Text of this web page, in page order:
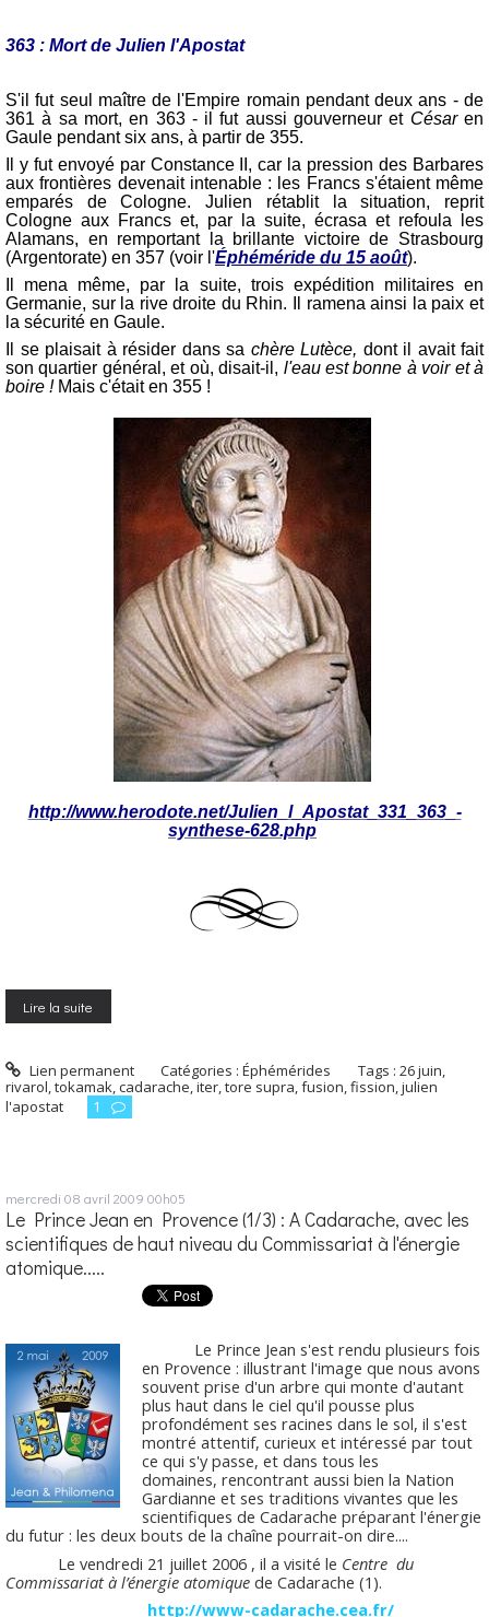
363 : Mort de Julien l'Apostat
S'il fut seul maître de l'Empire romain pendant deux ans - de
361 à sa mort, en 363 - il fut aussi gouverneur et Césaren
Gaule pendant six ans, à partir de 355.
Il y fut envoyé par Constance II, car la pression des Barbares
aux frontières devenait intenable : les Francs s'étaient même
emparés de Cologne. Julien rétablit la situation, reprit
Cologne aux Francs et, par la suite, écrasa et refoula les
Alamans, en remportant la brillante victoire de Strasbourg
(Argentorate) en 357 (voir l'Éphéméride du 15 août).
Il mena même, par la suite, trois expédition militaires en
Germanie, sur la rive droite du Rhin. Il ramena ainsi la paix et
la sécurité en Gaule.
Il se plaisait à résider dans sa chère Lutèce, dont il avait fait
son quartier général, et où, disait-il, l'eau est bonne à voir et à
boire ! Mais c'était en 355 !
http://www.herodote.net/Julien_l_Apostat_331_363_-
synthese-628.php
Lire la suite
Lien permanent Catégories :Éphémérides Tags :26 juin,
rivarol,tokamak,cadarache,iter,tore supra,fusion,fission,julien
l'apostat
1
mercredi 08 avril 2009 00h05
Le Prince Jean en Provence (1/3) : A Cadarache, avec les
scientifiques de haut niveau du Commissariat à l'énergie
atomique.....
Le Prince Jean s'est rendu plusieurs fois
en Provence : illustrant l'image que nous avons
souvent prise d'un arbre qui monte d'autant
plus haut dans le ciel qu'il pousse plus
profondément ses racines dans le sol, il s'est
montré attentif, curieux et intéressé par tout
ce qui s'y passe, et dans tous les
domaines, rencontrant aussi bien la Nation
Gardianne et ses traditions vivantes que les
scientifiques de Cadarache préparant l'énergie
du futur : les deux bouts de la chaîne pourrait-on dire....
Le vendredi 21 juillet 2006 , il a visité le Centre du
Commissariat à l’énergie atomique de Cadarache (1).
http://www-cadarache.cea.fr/